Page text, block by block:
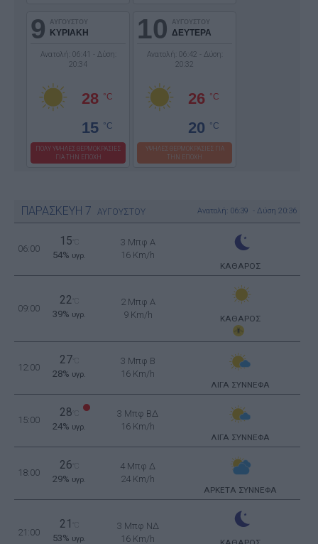
9 ΑΥΓΟΥΣΤΟΥ
ΚΥΡΙΑΚΗ
Ανατολή: 06:41 - Δύση:
20:34
28 °C
15 °C
ΠΟΛΥ ΥΨΗΛΕΣ ΘΕΡΜΟΚΡΑΣΙΕΣ
ΓΙΑ ΤΗΝ ΕΠΟΧΗ
10 ΑΥΓΟΥΣΤΟΥ
ΔΕΥΤΕΡΑ
Ανατολή: 06:42 - Δύση:
20:32
26 °C
20 °C
ΥΨΗΛΕΣ ΘΕΡΜΟΚΡΑΣΙΕΣ ΓΙΑ
ΤΗΝ ΕΠΟΧΗ
ΠΑΡΑΣΚΕΥΗ 7 ΑΥΓΟΥΣΤΟΥ Ανατολή: 06:39 - Δύση 20:36
06:00
15
54% υγρ.
3 Μπφ Α
16 Km/h
ΚΑΘΑΡΟΣ
09:00
22
39% υγρ.
2 Μπφ Α
9 Km/h
ΚΑΘΑΡΟΣ
12:00
27
28% υγρ.
3 Μπφ B
16 Km/h
ΛΙΓΑ ΣΥΝΝΕΦΑ
15:00
28
24% υγρ.
3 Μπφ ΒΔ
16 Km/h
ΛΙΓΑ ΣΥΝΝΕΦΑ
18:00
26
29% υγρ.
4 Μπφ Δ
24 Km/h
ΑΡΚΕΤΑ ΣΥΝΝΕΦΑ
21:00
21
53% υγρ.
3 Μπφ ΝΔ
16 Km/h